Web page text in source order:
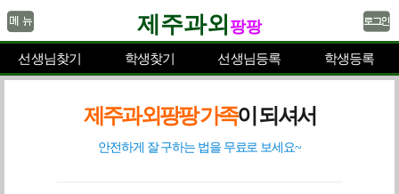
제주과외 팡팡
선생님찾기 학생찾기 선생님등록 학생등록
제주과외팡팡 가족이 되셔서
안전하게 잘 구하는 법을 무료로 보세요~